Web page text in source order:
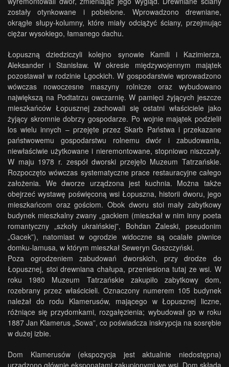
zostały otynkowane i pobielone. Wprowadzono drewniane,
okrągłe słupy-kolumny, które miały odciążyć ściany, przejmując
ciężar wysokiego, łamanego dachu.
Łopuszną dziedziczyli kolejno synowie Kamili i Kazimierza,
Aleksander i Stanisław. W okresie międzywojennym majątek
pozostawał w rodzinie Lgockich. W gospodarstwie wprowadzono
wówczas nowoczesne maszyny rolnicze oraz wybudowano
największą na Podtatrzu owczarnię. W pamięci żyjących jeszcze
mieszkańców Łopusznej zachowali się ostatni właściciele jako
żyjący skromnie dobrzy gospodarze. Po wojnie majątek podzielił
los wielu innych – przejęte przez Skarb Państwa i przekazane
państwowemu gospodarstwu rolnemu dwór i zabudowania,
niewłaściwie użytkowane i nieremontowane, stopniowo niszczały.
W maju 1978 r. zespół dworski przejęło Muzeum Tatrzańskie.
Rozpoczęto wówczas systematyczne prace restauracyjne całego
założenia. We dworze urządzona jest kuchnia. Można także
obejrzeć wystawę poświęconą wsi Łopuszna, historii dworu, jego
mieszkańcom oraz gościom. Obok dworu stoi mały zabytkowy
budynek mieszkalny zwany „gackiem (mieszkał w nim inny poeta
romantyczny „szkoły ukraińskiej”, Bohdan Zaleski, pseudonim
„Gacek”), natomiast w ogrodzie widoczne są ocalałe piwnice
domku-lamusa, w którym mieszkał Seweryn Goszczyński.
Poza ogrodzeniem zabudowań dworskich, przy drodze do
Łopusznej, stoi drewniana chałupa, przeniesiona tutaj ze wsi. W
roku 1980 Muzeum Tatrzańskie zakupiło zabytkowy dom,
rozebrany przez właścicieli. Oznaczony numerem 105 budynek
należał do rodu Klamerusów, mającego w Łopusznej liczne,
różniące się przydomkami, rozgałęzienia; wybudował go w roku
1887 Jan Klamerus „Sowa”, co poświadcza inskrypcja na sosrębie
w dużej izbie.
Dom Klamerusów (ekspozycja jest aktualnie niedostępna)
urządzono głównie eksponatami zakupionymi we wsi. Dom składa
.